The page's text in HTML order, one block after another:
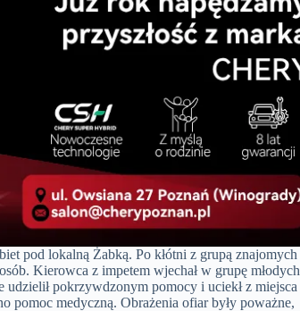
pod lokalną Żabką. Po kłótni z grupą znajomych
Kierowca z impetem wjechał w grupę młodych
pokrzywdzonym pomocy i uciekł z miejsca
pomoc medyczną. Obrażenia ofiar były poważne,